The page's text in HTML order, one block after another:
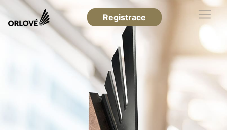
Registrace